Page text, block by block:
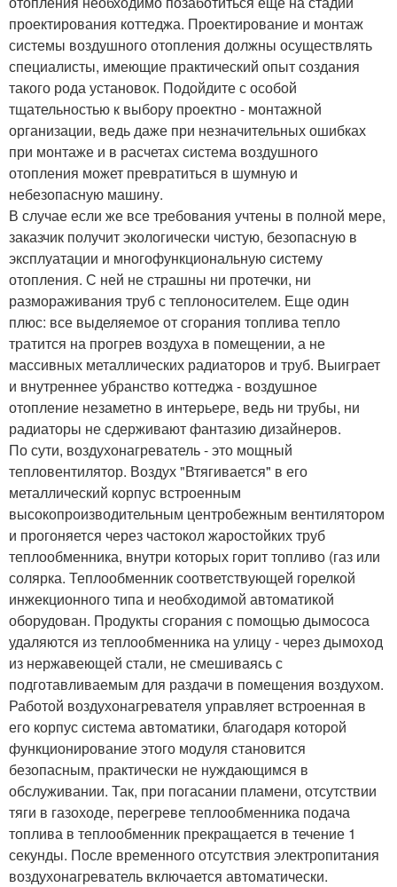
проектирования коттеджа. Проектирование и монтаж
системы воздушного отопления должны осуществлять
специалисты, имеющие практический опыт создания
такого рода установок. Подойдите с особой
тщательностью к выбору проектно - монтажной
организации, ведь даже при незначительных ошибках
при монтаже и в расчетах система воздушного
отопления может превратиться в шумную и
небезопасную машину.
В случае если же все требования учтены в полной мере,
заказчик получит экологически чистую, безопасную в
эксплуатации и многофункциональную систему
отопления. С ней не страшны ни протечки, ни
размораживания труб с теплоносителем. Еще один
плюс: все выделяемое от сгорания топлива тепло
тратится на прогрев воздуха в помещении, а не
массивных металлических радиаторов и труб. Выиграет
и внутреннее убранство коттеджа - воздушное
отопление незаметно в интерьере, ведь ни трубы, ни
радиаторы не сдерживают фантазию дизайнеров.
По сути, воздухонагреватель - это мощный
тепловентилятор. Воздух "Втягивается" в его
металлический корпус встроенным
высокопроизводительным центробежным вентилятором
и прогоняется через частокол жаростойких труб
теплообменника, внутри которых горит топливо (газ или
солярка. Теплообменник соответствующей горелкой
инжекционного типа и необходимой автоматикой
оборудован. Продукты сгорания с помощью дымососа
удаляются из теплообменника на улицу - через дымоход
из нержавеющей стали, не смешиваясь с
подготавливаемым для раздачи в помещения воздухом.
Работой воздухонагревателя управляет встроенная в
его корпус система автоматики, благодаря которой
функционирование этого модуля становится
безопасным, практически не нуждающимся в
обслуживании. Так, при погасании пламени, отсутствии
тяги в газоходе, перегреве теплообменника подача
топлива в теплообменник прекращается в течение 1
секунды. После временного отсутствия электропитания
воздухонагреватель включается автоматически.